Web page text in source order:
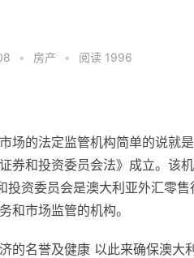
• 房产 • 阅读 1996
场的法定监管机构简单的说就
券和投资委员会法》成立。该
投资委员会是澳大利亚外汇零
和市场监管的机构。
的名誉及健康 以此来确保澳